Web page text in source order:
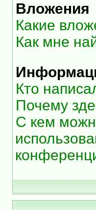
Вложения
Какие
Как мне
Кто
Почему
С кем